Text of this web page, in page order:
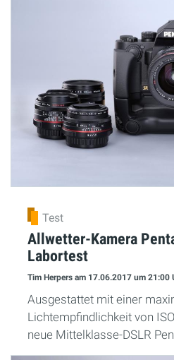
Test
Allwetter-Kamera
Labortest
Tim Herpers am 17.06.2017 um 21:00
Ausgestattet mit einer
Lichtempfindlichkeit von
neue Mittelklasse-DSLR